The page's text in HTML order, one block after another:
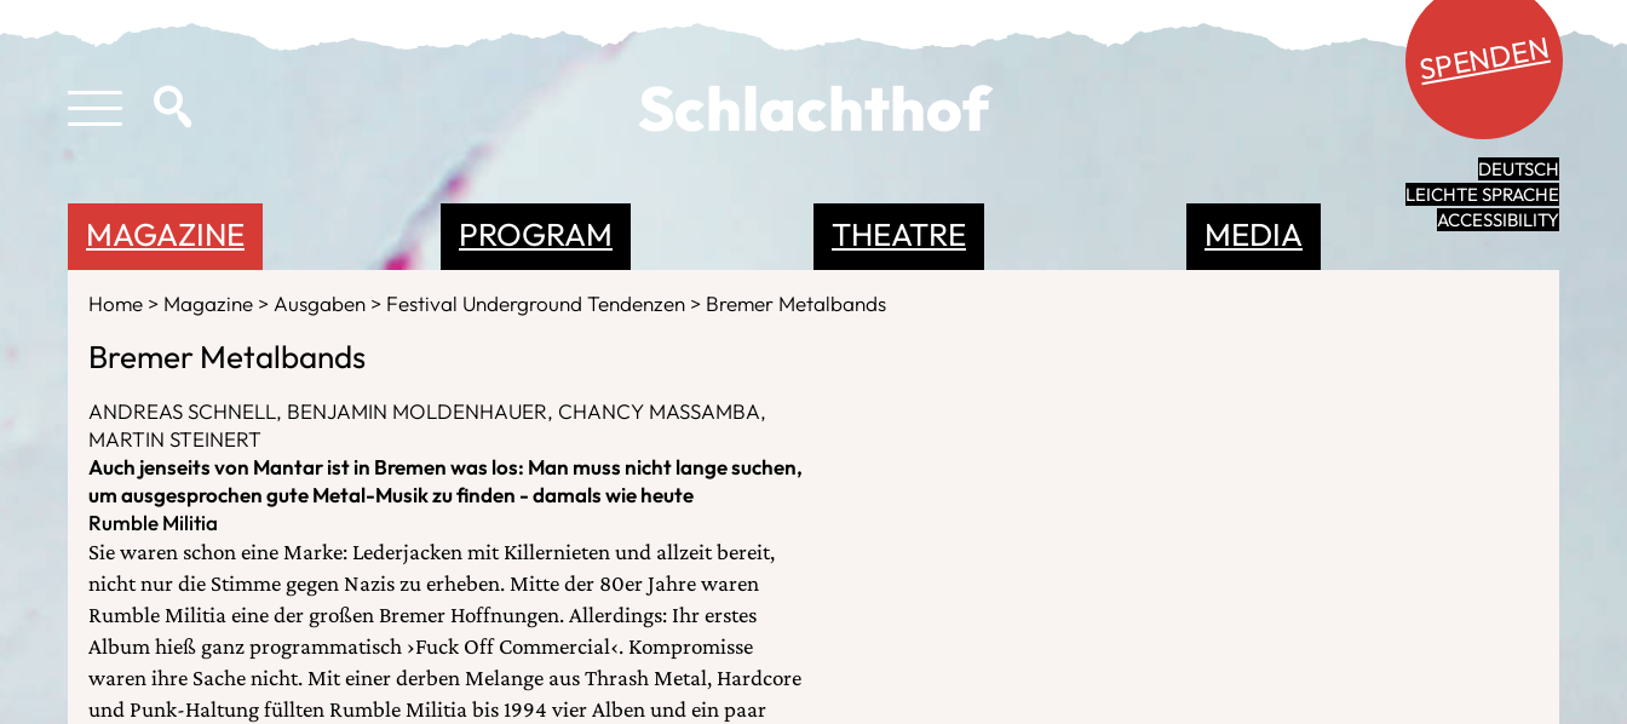
Schlachthof
SPENDEN
DEUTSCH
LEICHTE SPRACHE
ACCESSIBILITY
PROGRAM THEATRE MEDIA
MAGAZINE
Home Magazine Ausgaben Festival Underground Tendenzen Bremer Metalbands
Bremer Metalbands
ANDREAS SCHNELL, BENJAMIN MOLDENHAUER, CHANCY MASSAMBA,
MARTIN STEINERT
Auch jenseits von Mantar ist in Bremen was los: Man muss nicht lange suchen,
um ausgesprochen gute Metal-Musik zu finden - damals wie heute
Rumble Militia
Sie waren schon eine Marke: Lederjacken mit Killernieten und allzeit bereit,
nicht nur die Stimme gegen Nazis zu erheben. Mitte der 80er Jahre waren
Rumble Militia eine der großen Bremer Hoffnungen. Allerdings: Ihr erstes
Album hieß ganz programmatisch ›Fuck Off Commercial‹. Kompromisse
waren ihre Sache nicht. Mit einer derben Melange aus Thrash Metal, Hardcore
und Punk-Haltung füllten Rumble Militia bis 1994 vier Alben und ein paar